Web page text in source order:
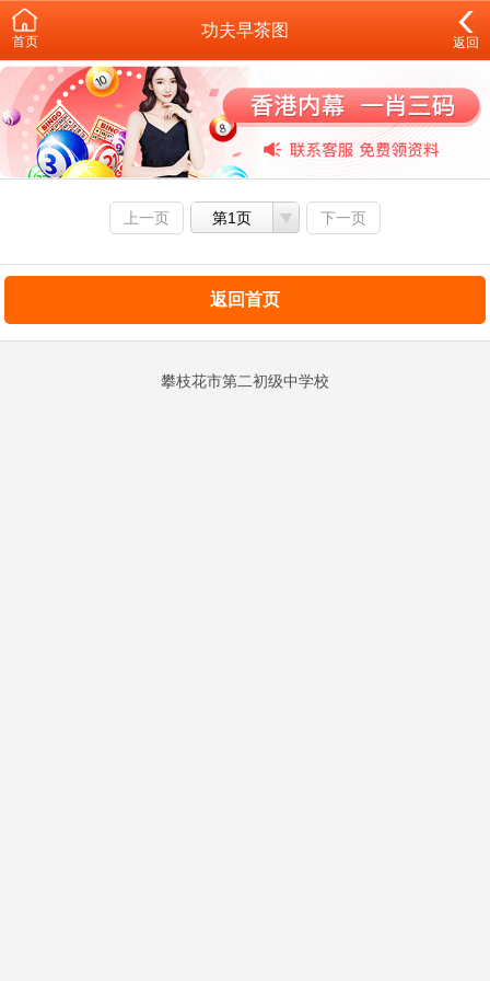
首页
功夫早茶图
返回
上一页 第1页 下一页
返回首页
攀枝花市第二初级中学校